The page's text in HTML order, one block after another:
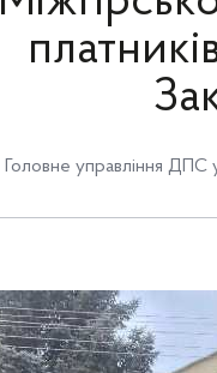
Головне управління ДПС